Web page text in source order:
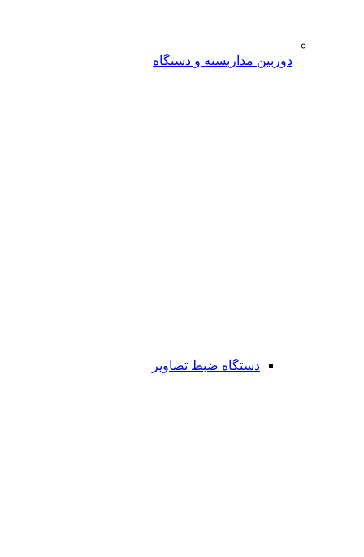
دوربین مداربسته و دستگاه
دستگاه ضبط تصاویر